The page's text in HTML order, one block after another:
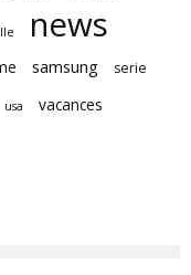
news
samsung serie
usa
vacances